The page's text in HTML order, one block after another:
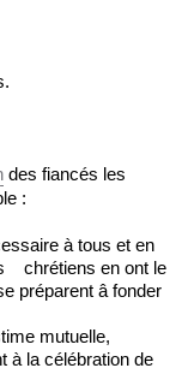
des fiancés les
:
à tous et en
chrétiens en ont le
préparent â fonder
mutuelle,
à la célébration de